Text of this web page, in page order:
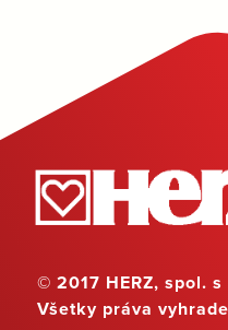
© 2017 HERZ, spol. s
Všetky práva